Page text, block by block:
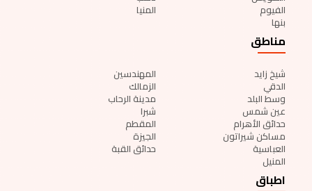
الفيوم المنيا
بنها
مناطق
شيخ زايد المهندسين
الدقي الزمالك
وسط البلد مدينة الرحاب
عين شمس شبرا
حدائق الأهرام المقطم
مساكن شيراتون الجيزة
العباسية حدائق القبة
المنيل
اطباق